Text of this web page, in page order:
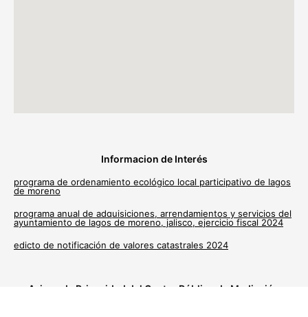
Informacion de Interés
programa de ordenamiento ecológico local participativo de lagos
de moreno
programa anual de adquisiciones, arrendamientos y servicios del
ayuntamiento de lagos de moreno, jalisco, ejercicio fiscal 2024
edicto de notificación de valores catastrales 2024
Avisos de Privacidad del Centro Público de Mediación